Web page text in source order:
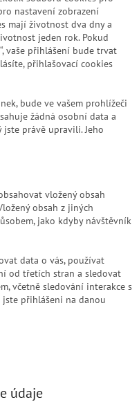
nastavení zobrazení
mají životnost dva dny a
jeden rok. Pokud
vaše přihlášení bude trvat
přihlašovací cookies
bude ve vašem prohlížeči
žádná osobní data a
právě upravili. Jeho
vložený obsah
obsah z jiných
jako kdyby návštěvník
data o vás, používat
od třetích stran a sledovat
včetně sledování interakce s
jste přihlášeni na danou
údaje